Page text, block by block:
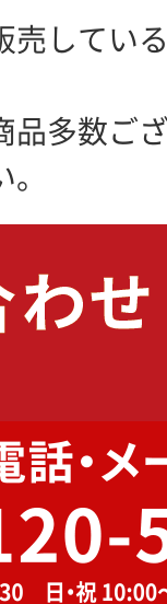
売してい
品多数ご